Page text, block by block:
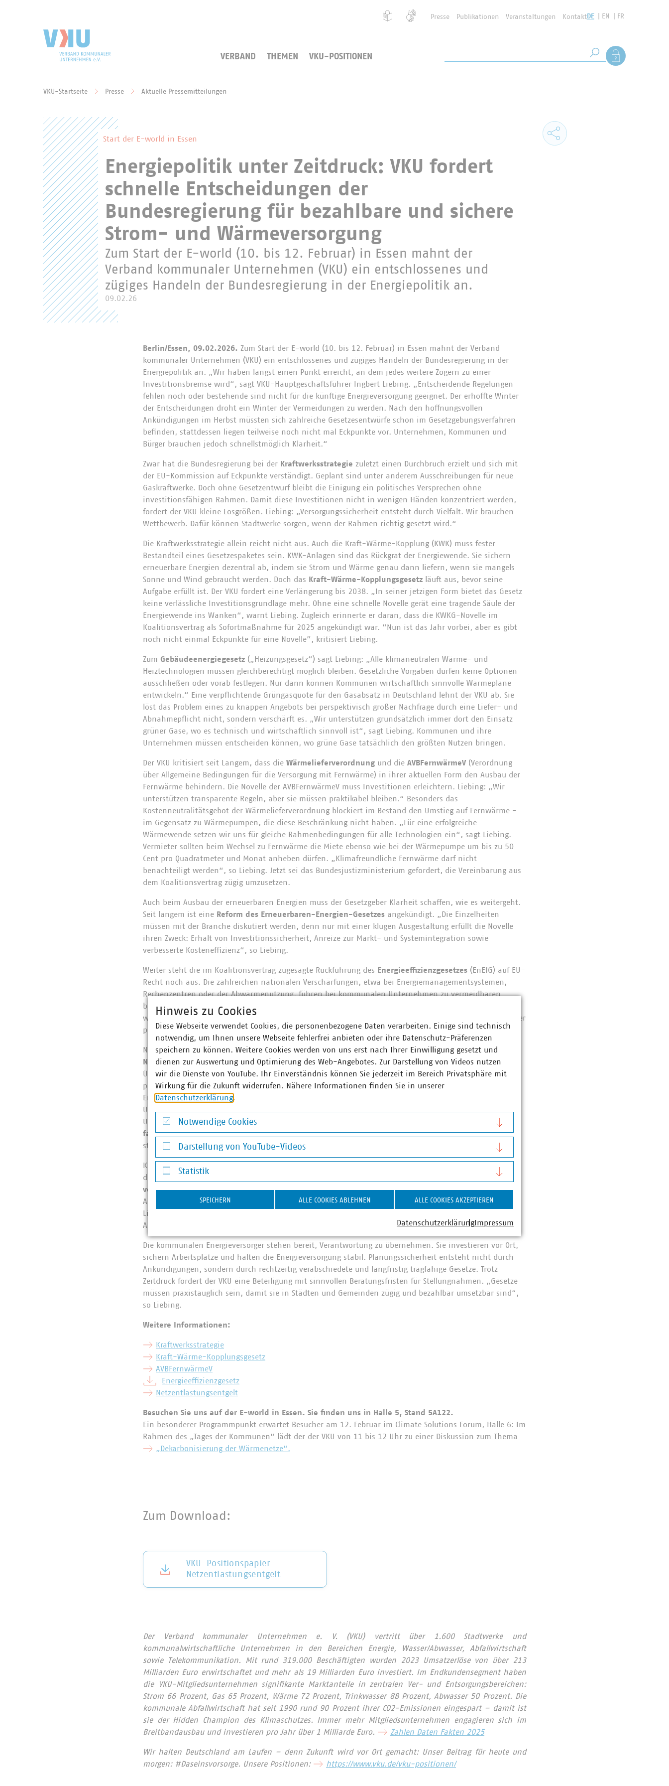
Presse Publikationen Veranstaltungen KontaktDE EN FR
VERBAND THEMEN VKU-POSITIONEN Suche starten
Als Mitglied
VKU-Startseite Presse Aktuelle Pressemitteilungen
Start der E-world in Essen
Energiepolitik unter Zeitdruck: VKU fordert
schnelle Entscheidungen der
Bundesregierung für bezahlbare und sichere
Strom- und Wärmeversorgung
Zum Start der E-world (10. bis 12. Februar) in Essen mahnt der
Verband kommunaler Unternehmen (VKU) ein entschlossenes und
zügiges Handeln der Bundesregierung in der Energiepolitik an.
09.02.26
Berlin/Essen, 09.02.2026. Zum Start der E-world (10. bis 12. Februar) in Essen mahnt der Verband
kommunaler Unternehmen (VKU) ein entschlossenes und zügiges Handeln der Bundesregierung in der
Energiepolitik an. „Wir haben längst einen Punkt erreicht, an dem jedes weitere Zögern zu einer
Investitionsbremse wird“, sagt VKU-Hauptgeschäftsführer Ingbert Liebing. „Entscheidende Regelungen
fehlen noch oder bestehende sind nicht für die künftige Energieversorgung geeignet. Der erhoffte Winter
der Entscheidungen droht ein Winter der Vermeidungen zu werden. Nach den hoffnungsvollen
Ankündigungen im Herbst müssten sich zahlreiche Gesetzesentwürfe schon im Gesetzgebungsverfahren
befinden, stattdessen liegen teilweise noch nicht mal Eckpunkte vor. Unternehmen, Kommunen und
Bürger brauchen jedoch schnellstmöglich Klarheit.“
Zwar hat die Bundesregierung bei der Kraftwerksstrategie zuletzt einen Durchbruch erzielt und sich mit
der EU-Kommission auf Eckpunkte verständigt. Geplant sind unter anderem Ausschreibungen für neue
Gaskraftwerke. Doch ohne Gesetzentwurf bleibt die Einigung ein politisches Versprechen ohne
investitionsfähigen Rahmen. Damit diese Investitionen nicht in wenigen Händen konzentriert werden,
fordert der VKU kleine Losgrößen. Liebing: „Versorgungssicherheit entsteht durch Vielfalt. Wir brauchen
Wettbewerb. Dafür können Stadtwerke sorgen, wenn der Rahmen richtig gesetzt wird.“
Die Kraftwerksstrategie allein reicht nicht aus. Auch die Kraft-Wärme-Kopplung (KWK) muss fester
Bestandteil eines Gesetzespaketes sein. KWK-Anlagen sind das Rückgrat der Energiewende. Sie sichern
erneuerbare Energien dezentral ab, indem sie Strom und Wärme genau dann liefern, wenn sie mangels
Sonne und Wind gebraucht werden. Doch das
Kraft-Wärme-Kopplungsgesetz läuft aus, bevor seine
Aufgabe erfüllt ist. Der VKU fordert eine Verlängerung bis 2038. „In seiner jetzigen Form bietet das Gesetz
keine verlässliche Investitionsgrundlage mehr. Ohne eine schnelle Novelle gerät eine tragende Säule der
Energiewende ins Wanken“, warnt Liebing. Zugleich erinnerte er daran, dass die KWKG-Novelle im
Koalitionsvertrag als Sofortmaßnahme für 2025 angekündigt war. “Nun ist das Jahr vorbei, aber es gibt
noch nicht einmal Eckpunkte für eine Novelle”, kritisiert Liebing.
Zum Gebäudeenergiegesetz („Heizungsgesetz“) sagt Liebing: „Alle klimaneutralen Wärme- und
Heiztechnologien müssen gleichberechtigt möglich bleiben. Gesetzliche Vorgaben dürfen keine Optionen
ausschließen oder vorab festlegen. Nur dann können Kommunen wirtschaftlich sinnvolle Wärmepläne
entwickeln.“ Eine verpflichtende Grüngasquote für den Gasabsatz in Deutschland lehnt der VKU ab. Sie
löst das Problem eines zu knappen Angebots bei perspektivisch großer Nachfrage durch eine Liefer- und
Abnahmepflicht nicht, sondern verschärft es. „Wir unterstützen grundsätzlich immer dort den Einsatz
grüner Gase, wo es technisch und wirtschaftlich sinnvoll ist“, sagt Liebing. Kommunen und ihre
Unternehmen müssen entscheiden können, wo grüne Gase tatsächlich den größten Nutzen bringen.
Der VKU kritisiert seit Langem, dass die Wärmelieferverordnung und die AVBFernwärmeV (Verordnung
über Allgemeine Bedingungen für die Versorgung mit Fernwärme) in ihrer aktuellen Form den Ausbau der
Fernwärme behindern. Die Novelle der AVBFernwärmeV muss Investitionen erleichtern. Liebing: „Wir
unterstützen transparente Regeln, aber sie müssen praktikabel bleiben.“ Besonders das
Kostenneutralitätsgebot der Wärmelieferverordnung blockiert im Bestand den Umstieg auf Fernwärme -
im Gegensatz zu Wärmepumpen, die diese Beschränkung nicht haben. „Für eine erfolgreiche
Wärmewende setzen wir uns für gleiche Rahmenbedingungen für alle Technologien ein“, sagt Liebing.
Vermieter sollten beim Wechsel zu Fernwärme die Miete ebenso wie bei der Wärmepumpe um bis zu 50
Cent pro Quadratmeter und Monat anheben dürfen. „Klimafreundliche Fernwärme darf nicht
benachteiligt werden“, so Liebing. Jetzt sei das Bundesjustizministerium gefordert, die Vereinbarung aus
dem Koalitionsvertrag zügig umzusetzen.
Auch beim Ausbau der erneuerbaren Energien muss der Gesetzgeber Klarheit schaffen, wie es weitergeht.
Seit langem ist eine Reform des Erneuerbaren-Energien-Gesetzes angekündigt. „Die Einzelheiten
müssen mit der Branche diskutiert werden, denn nur mit einer klugen Ausgestaltung erfüllt die Novelle
ihren Zweck: Erhalt von Investitionssicherheit, Anreize zur Markt- und Systemintegration sowie
verbesserte Kosteneffizienz“, so Liebing.
Weiter steht die im Koalitionsvertrag zugesagte Rückführung des Energieeffizienzgesetzes (EnEfG) auf EU-
Recht noch aus. Die zahlreichen nationalen Verschärfungen, etwa bei Energiemanagementsystemen,
Rechenzentren oder der Abwärmenutzung, führen bei kommunalen Unternehmen zu vermeidbaren
bürokratischen und kostenintensiven Belastungen. Ingbert Liebing: „Energieeffizienz ist richtig und
wichtig, aber Vorgaben müssen praxistauglich sein und dürfen kommunale Unternehmen nicht gegenüber
privaten Akteuren benachteiligen.“
Nicht zuletzt geht es um die Stromnetze. Die aktuelle Regelung eines
Bundeszuschusses zu den
Netzkostenin Höhe von 6,5 Milliarden Euro setzt einseitig auf einen Zuschuss zu den
Übertragungsnetzentgelten. Das führt dazu, dass in manchen Regionen so gut wie keine Entlastung bei
privaten Kunden und dem Gewerbe ankommt. Um ab dem kommenden Jahr eine faire gleichmäßige
Entlastungswirkung zu erzielen, fordert der VKU, den Bundeszuschuss zu den Netzkosten
Übertragungsnetzentgelte und netzbezogene Umlagen aufzuteilen. „Nur wenn sowohl
Übertragungsnetzentgelte als auch netzbezogene Umlagen entlastet werden, kommt die Unterstützung
fair, flächendeckend und spürbarbei Haushalten, Mittelstand, Kommunen und Industrie an – und
stärkt so die Akzeptanz der Energiewende“, stellt der VKU-Hauptgeschäftsführer klar.
Kontraproduktiv zu den grundsätzlichen Plänen der Bundesregierung zur Anreizung von Investitionen in
die Energiewende wird sich die von der Bundesnetzagentur vorgesehene vollständige Abschaffung der
vermiedenen Netznutzungsentgelteauswirken. „Dezentrale, steuerbare Anlagen müssen weiterhin
Anreize haben, netzdienlich zu arbeiten, zumindest so lange, bis neue Instrumente greifen“, erläutert
Liebing. Mit dem vorgeschlagenen
Alternativvorschlag vorgelegt.
Die kommunalen Energieversorger stehen bereit, Verantwortung zu übernehmen. Sie investieren vor Ort,
sichern Arbeitsplätze und halten die Energieversorgung stabil. Planungssicherheit entsteht nicht durch
Ankündigungen, sondern durch rechtzeitig verabschiedete und langfristig tragfähige Gesetze. Trotz
Zeitdruck fordert der VKU eine Beteiligung mit sinnvollen Beratungsfristen für Stellungnahmen. „Gesetze
müssen praxistauglich sein, damit sie in Städten und Gemeinden zügig und bezahlbar umsetzbar sind“,
so Liebing.
Weitere Informationen:
Kraftwerksstrategie
Kraft-Wärme-Kopplungsgesetz
AVBFernwärmeV
Energieeffizienzgesetz
Netzentlastungsentgelt
Besuchen Sie uns auf der E-world in Essen. Sie finden uns in Halle 5, Stand 5A122.
Ein besonderer Programmpunkt erwartet Besucher am 12. Februar im Climate Solutions Forum, Halle 6: Im
Rahmen des „Tages der Kommunen“ lädt der der VKU von 11 bis 12 Uhr zu einer Diskussion zum Thema
„Dekarbonisierung der Wärmenetze“.
Zum Download:
VKU-Positionspapier
Netzentlastungsentgelt
Der Verband kommunaler Unternehmen e. V. (VKU) vertritt über 1.600 Stadtwerke und
kommunalwirtschaftliche Unternehmen in den Bereichen Energie, Wasser/Abwasser, Abfallwirtschaft
sowie Telekommunikation. Mit rund 319.000 Beschäftigten wurden 2023 Umsatzerlöse von über 213
Milliarden Euro erwirtschaftet und mehr als 19 Milliarden Euro investiert. Im Endkundensegment haben
die VKU-Mitgliedsunternehmen signifikante Marktanteile in zentralen Ver- und Entsorgungsbereichen:
Strom 66 Prozent, Gas 65 Prozent, Wärme 72 Prozent, Trinkwasser 88 Prozent, Abwasser 50 Prozent. Die
kommunale Abfallwirtschaft hat seit 1990 rund 90 Prozent ihrer CO2-Emissionen eingespart – damit ist
sie der Hidden Champion des Klimaschutzes. Immer mehr Mitgliedsunternehmen engagieren sich im
Breitbandausbau und investieren pro Jahr über 1 Milliarde Euro.
Zahlen Daten Fakten 2025
Wir halten Deutschland am Laufen – denn Zukunft wird vor Ort gemacht: Unser Beitrag für heute und
morgen: #Daseinsvorsorge. Unsere Positionen:
https://www.vku.de/vku-positionen/
Hinweis zu Cookies
Diese Webseite verwendet Cookies, die personenbezogene Daten verarbeiten. Einige sind technisch
notwendig, um Ihnen unsere Webseite fehlerfrei anbieten oder ihre Datenschutz-Präferenzen
speichern zu können. Weitere Cookies werden von uns erst nach Ihrer Einwilligung gesetzt und
dienen zur Auswertung und Optimierung des Web-Angebotes. Zur Darstellung von Videos nutzen
wir die Dienste von YouTube. Ihr Einverständnis können Sie jederzeit im Bereich Privatsphäre mit
Wirkung für die Zukunft widerrufen. Nähere Informationen finden Sie in unserer
Datenschutzerklärung.
Notwendige Cookies
Notwendige Cookies
Darstellung von YouTube-Videos
Darstellung von YouTube-Videos
Statistik
Statistik
SPEICHERN ALLE COOKIES ABLEHNEN ALLE COOKIES AKZEPTIEREN
Datenschutzerklärung Impressum